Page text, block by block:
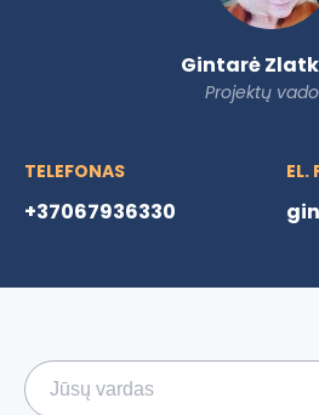
Gintarė
Projektų
TELEFONAS
+37067936330
EL.